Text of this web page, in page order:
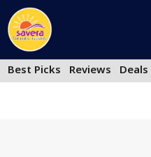
Skip
to
content
Best Picks
Reviews Deals